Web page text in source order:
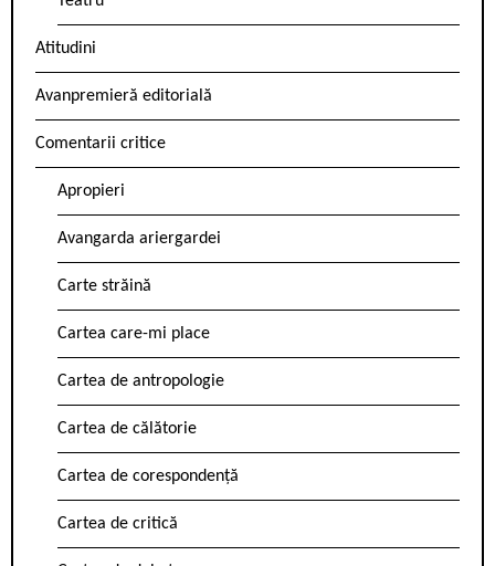
Atitudini
Avanpremieră editorială
Comentarii critice
Apropieri
Avangarda ariergardei
Carte străină
Cartea care-mi place
Cartea de antropologie
Cartea de călătorie
Cartea de corespondență
Cartea de critică